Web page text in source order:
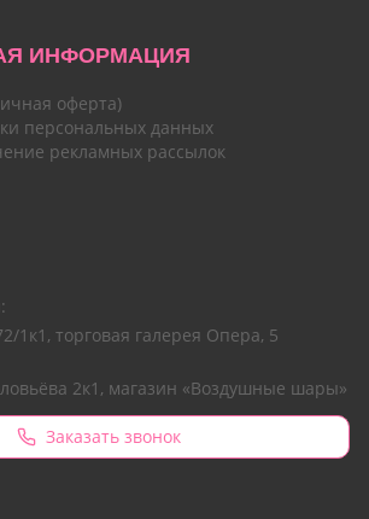
ИНФОРМАЦИЯ
оферта)
персональных данных
рекламных рассылок
1к1, торговая галерея Опера, 5
2к1, магазин «Воздушные шары»
Заказать звонок